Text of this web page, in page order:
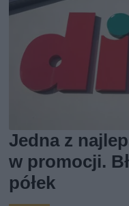
Jedna z
w promocji.
półek